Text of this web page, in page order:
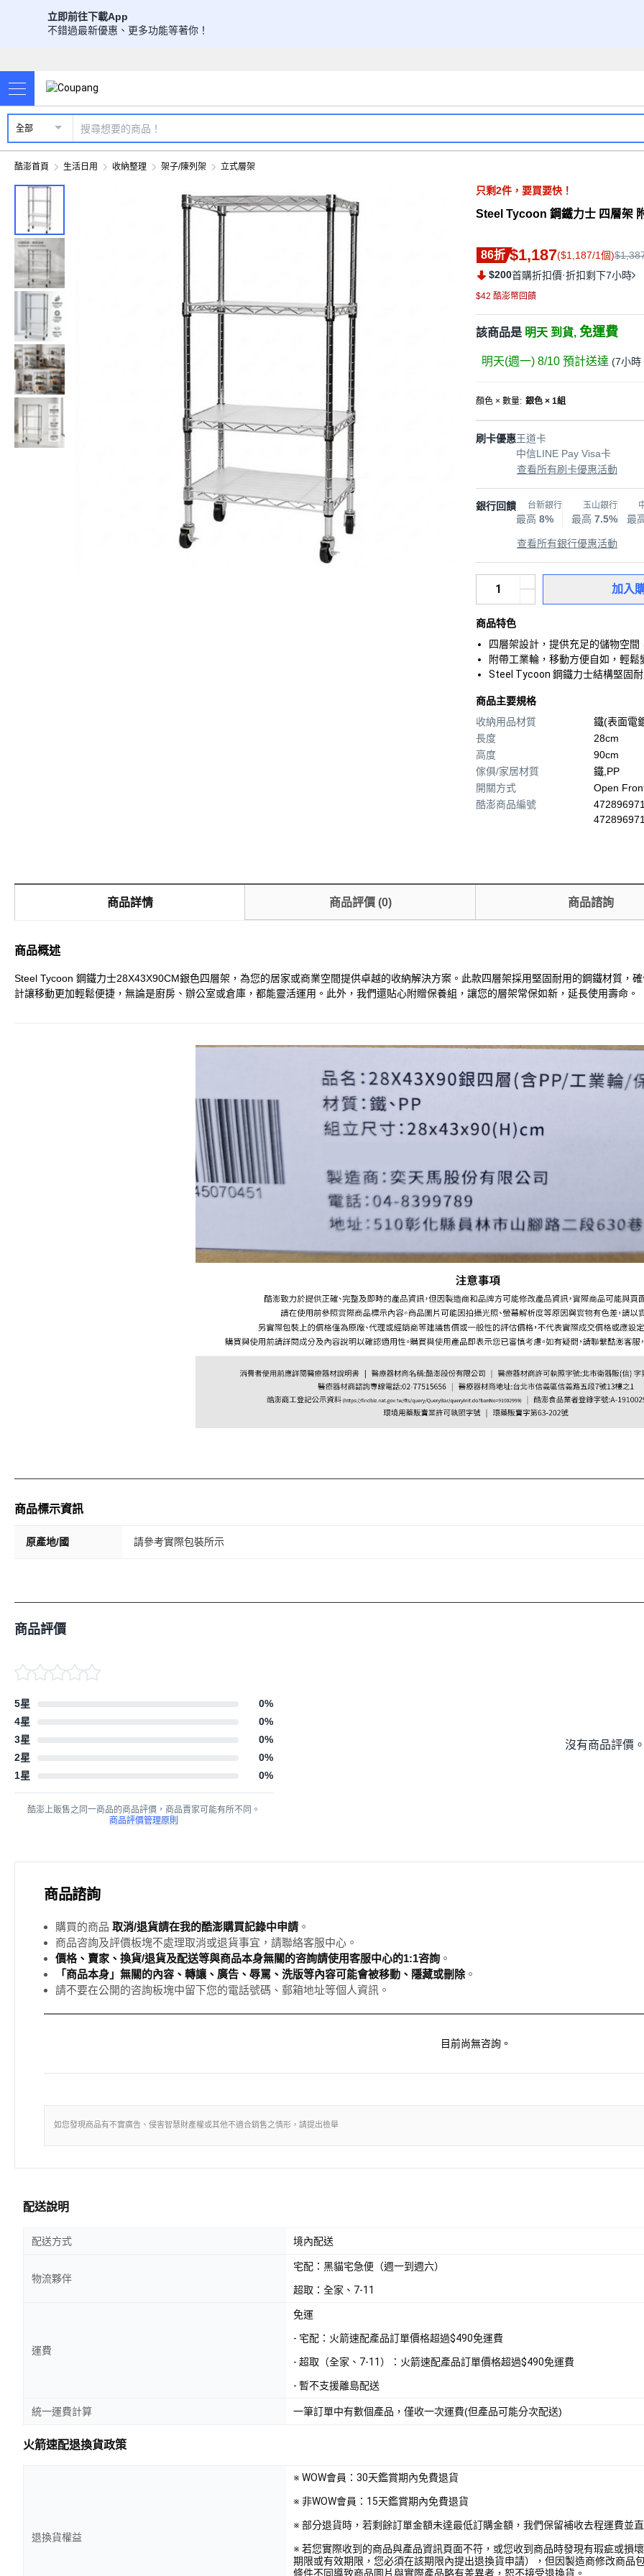
立即前往下載App
不錯過最新優惠、更多功能等著你！
全部
酷澎首頁 生活日用 收納整理 架子/陳列架 立式層架
只剩2件， 要買要快！
Steel Tycoon 鋼鐵力士 四層架
86折 $1,187($1,187/1個)
$200首購折扣價·折扣剩下7小時
$42 酷澎幣回饋
該商品是 明天 到貨, 免運費
明天(週一) 8/10 預計送達 (7小時
顏色 × 數量: 銀色 × 1組
刷卡優惠王道卡
中信LINE Pay Visa卡
查看所有刷卡優惠活動
銀行回饋 台新銀行
最高 8%
玉山銀行
最高 7.5% 最
查看所有銀行優惠活動
加入
商品特色
四層架設計，提供充足的儲物空
附帶工業輪，移動方便自如，輕
Steel Tycoon 鋼鐵力士結構堅固
商品主要規格
收納用品材質
鐵(表面電
長度
28cm
高度
90cm
傢俱/家居材質
鐵,PP
開關方式
Open
酷澎商品編號
商品詳情 商品評價(0) 商品諮詢
商品概述
Steel Tycoon 鋼鐵力士28X43X90CM銀色四層架，為您的居家或商業空間提供卓越的收納解決方案。此款四層架採用堅固耐用的鋼鐵材質，
計讓移動更加輕鬆便捷，無論是廚房、辦公室或倉庫，都能靈活運用。此外，我們還貼心附贈保養組，讓您的層架常保如新，延長使用壽命。
商品標示資訊
原產地/國 請參考實際包裝所示
商品評價
5星 0%
4星
0%
3星
0%
2星
0%
1星
0%
酷澎上販售之同一商品的商品評價，商品賣家可能有所不同。
商品評價管理原則
沒有商品評價
商品諮詢
購買的商品 取消/退貨請在我的酷澎購買記錄中申請 。
商品咨詢及評價板塊不處理取消或退貨事宜，請聯絡客服中心。
價格、賣家、換貨/退貨及配送等與商品本身無關的咨詢請使用客服中心的1:1咨詢 。
「商品本身」無關的內容、轉讓、廣告、辱罵、洗版等內容可能會被移動、隱藏或刪除。
請不要在公開的咨詢板塊中留下您的電話號碼、郵箱地址等個人資訊。
目前尚無咨詢。
如您發現商品有不實廣告、侵害智慧財產權或其他不適合銷售之情形，請提出檢舉
配送說明
配送方式 境內配送
物流夥伴
宅配：黑貓宅急便（週一到週六）
超取：全家、7-11
運費
免運
- 宅配：火箭速配產品訂單價格超過$490免運費
- 超取（全家、7-11）：火箭速配產品訂單價格超過$490免運費
- 暫不支援離島配送
統一運費計算 一筆訂單中有數個產品，僅收一次運費(但產品可能分次配送)
火箭速配退換貨政策
退換貨權益
※ WOW會員：30天鑑賞期內免費退貨
※ 非WOW會員：15天鑑賞期內免費退貨
※ 部分退貨時，若剩餘訂單金額未達最低訂購金額，我們保留補收去程運費並
※ 若您實際收到的商品與產品資訊頁面不符，或您收到商品時發現有瑕疵或損
期限或有效期限，您必須在該期限內提出退換貨申請），但因製造商修改商品
條件不同導致商品圖片與實際產品略有差異者，恕不接受退換貨。